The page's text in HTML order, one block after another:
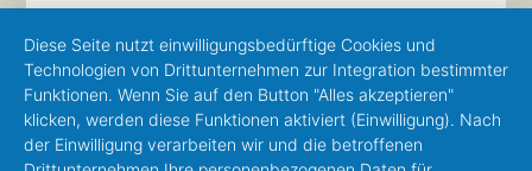
Diese Seite nutzt einwilligungsbedürftige Cookies und
Technologien von Drittunternehmen zur Integration bestimmter
Funktionen. Wenn Sie auf den Button "Alles akzeptieren"
klicken, werden diese Funktionen aktiviert (Einwilligung). Nach
der Einwilligung verarbeiten wir und die betroffenen